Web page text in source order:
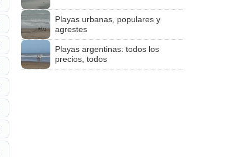
Playas urbanas, populares y
agrestes
Playas argentinas: todos los
precios, todos